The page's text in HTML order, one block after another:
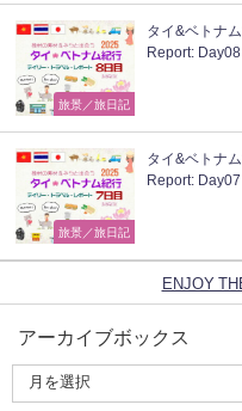
旅景／旅日記
タイ&ベトナ
Report: Day08
旅景／旅日記
タイ&ベトナ
Report: Day07
ENJOY
アーカイブボックス